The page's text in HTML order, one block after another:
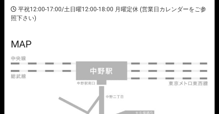
平祝12:00-17:00/土日曜12:00-18:00 月曜定休 (営業日カレンダーをご参
照下さい)
MAP